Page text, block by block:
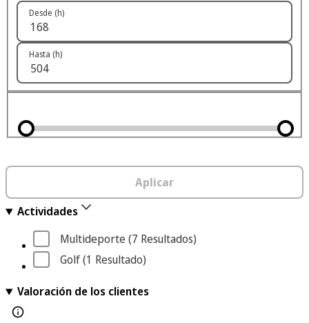
Desde (h)
Hasta (h)
Aplicar
Actividades
Multideporte (7 Resultados)
Golf (1 Resultado)
Valoración de los clientes